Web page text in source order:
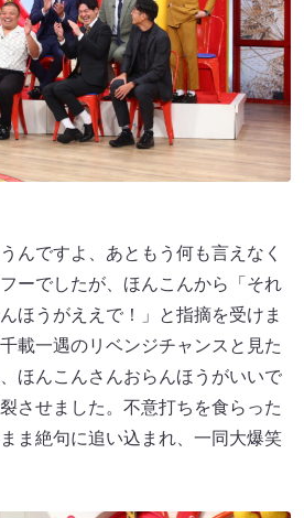
んですよ、あともう何も言えなく
ーでしたが、ほんこんから「それ
ほうがええで！」と指摘を受けま
載一遇のリベンジチャンスと見た
ほんこんさんおらんほうがいいで
させました。不意打ちを食らった
ま絶句に追い込まれ、一同大爆笑